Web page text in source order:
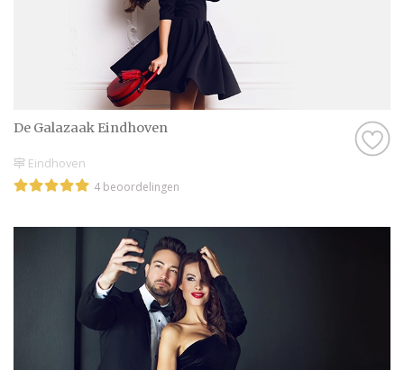
De Galazaak Eindhoven
Eindhoven
4 beoordelingen